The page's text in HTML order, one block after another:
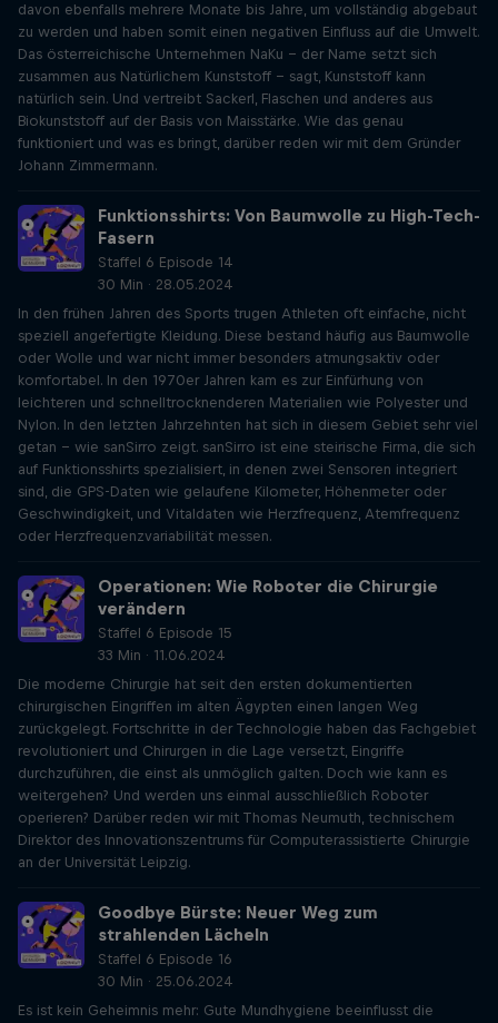
davon ebenfalls mehrere Monate bis Jahre, um vollständig abgebaut
zu werden und haben somit einen negativen Einfluss auf die Umwelt.
Das österreichische Unternehmen NaKu – der Name setzt sich
zusammen aus Natürlichem Kunststoff – sagt, Kunststoff kann
natürlich sein. Und vertreibt Sackerl, Flaschen und anderes aus
Biokunststoff auf der Basis von Maisstärke. Wie das genau
funktioniert und was es bringt, darüber reden wir mit dem Gründer
Johann Zimmermann.
Funktionsshirts: Von Baumwolle zu High-Tech-
Fasern
Staffel 6 Episode 14
30 Min · 28.05.2024
In den frühen Jahren des Sports trugen Athleten oft einfache, nicht
speziell angefertigte Kleidung. Diese bestand häufig aus Baumwolle
oder Wolle und war nicht immer besonders atmungsaktiv oder
komfortabel. In den 1970er Jahren kam es zur Einfürhung von
leichteren und schnelltrocknenderen Materialien wie Polyester und
Nylon. In den letzten Jahrzehnten hat sich in diesem Gebiet sehr viel
getan - wie sanSirro zeigt. sanSirro ist eine steirische Firma, die sich
auf Funktionsshirts spezialisiert, in denen zwei Sensoren integriert
sind, die GPS-Daten wie gelaufene Kilometer, Höhenmeter oder
Geschwindigkeit, und Vitaldaten wie Herzfrequenz, Atemfrequenz
oder Herzfrequenzvariabilität messen.
Operationen: Wie Roboter die Chirurgie
verändern
Staffel 6 Episode 15
33 Min · 11.06.2024
Die moderne Chirurgie hat seit den ersten dokumentierten
chirurgischen Eingriffen im alten Ägypten einen langen Weg
zurückgelegt. Fortschritte in der Technologie haben das Fachgebiet
revolutioniert und Chirurgen in die Lage versetzt, Eingriffe
durchzuführen, die einst als unmöglich galten. Doch wie kann es
weitergehen? Und werden uns einmal ausschließlich Roboter
operieren? Darüber reden wir mit Thomas Neumuth, technischem
Direktor des Innovationszentrums für Computerassistierte Chirurgie
an der Universität Leipzig.
Goodbye Bürste: Neuer Weg zum
strahlenden Lächeln
Staffel 6 Episode 16
30 Min · 25.06.2024
Es ist kein Geheimnis mehr: Gute Mundhygiene beeinflusst die